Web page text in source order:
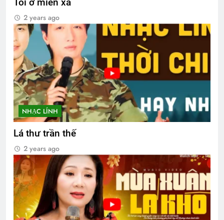
Tôi ở miền xa
2 years ago
NHẠC LÍNH
Lá thư trần thế
2 years ago